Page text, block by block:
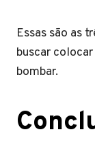
Essas são as
buscar
bombar.